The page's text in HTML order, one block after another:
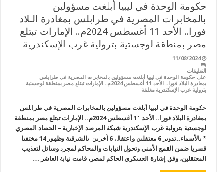
حكومة الوحدة في ليبيا أبلغت مسؤولين
بالمخابرات المصرية في طرابلس بمغادرة البلاد
فورا.. الأحد 11 أغسطس 2024م.. الإمارات تبتلع
مصر بمنطقة لوجستية بترولية غرب الإسكندرية
11/08/2024
التعليقات
على حكومة الوحدة في ليبيا أبلغت مسؤولين بالمخابرات المصرية في طرابلس
بمغادرة البلاد فورا.. الأحد 11 أغسطس 2024م.. الإمارات تبتلع مصر بمنطقة لوجستية
بترولية غرب الإسكندرية مغلقة
حكومة الوحدة في ليبيا أبلغت مسؤولين بالمخابرات المصرية في طرابلس
بمغادرة البلاد فورا.. الأحد 11 أغسطس 2024م.. الإمارات تبتلع مصر بمنطقة
لوجستية بترولية غرب الإسكندرية شبكة المرصد الإخبارية – الحصاد المصري
* بالأسماء..تدوير 6 معتقلين واعتقال 6 آخرين بالشرقية وظهور 14 مختفيا
قسريا ضمن القمع الأمني وتحول النيابات والمحاكم لمجرد وسائل لتعذيب
المعتقلين، وفق إشارة العسكري الحاكم لمصر، قامت نيابة العاشر …